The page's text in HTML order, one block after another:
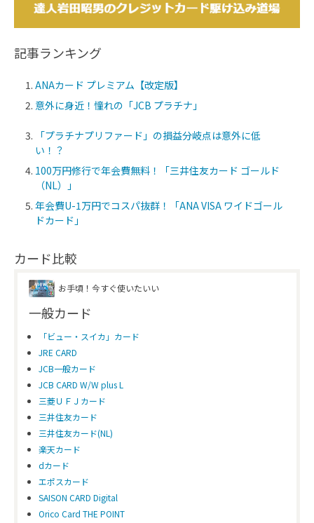
記事ランキング
ANAカード プレミアム【改定版】
意外に身近！憧れの「JCB プラチナ」
「プラチナプリファード」の損益分岐点は意外に低
い！？
100万円修行で年会費無料！「三井住友カード ゴールド
（NL）」
年会費U-1万円でコスパ抜群！「ANA VISA ワイドゴール
ドカード」
カード比較
お手頃！今すぐ使いたいい
一般カード
「ビュー・スイカ」カード
JRE CARD
JCB一般カード
JCB CARD W/W plus L
三菱ＵＦＪカード
三井住友カード
三井住友カード(NL)
楽天カード
dカード
エポスカード
SAISON CARD Digital
Orico Card THE POINT